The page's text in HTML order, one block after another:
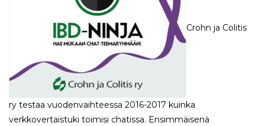
Crohn ja Colitis
ry testaa vuodenvaihteessa 2016-2017 kuinka
verkkovertaistuki toimisi chatissa. Ensimmäisenä